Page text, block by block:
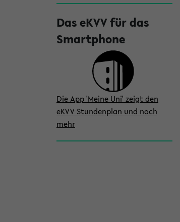
Das eKVV für das
Smartphone
Die App 'Meine Uni' zeigt den
eKVV Stundenplan und noch
mehr